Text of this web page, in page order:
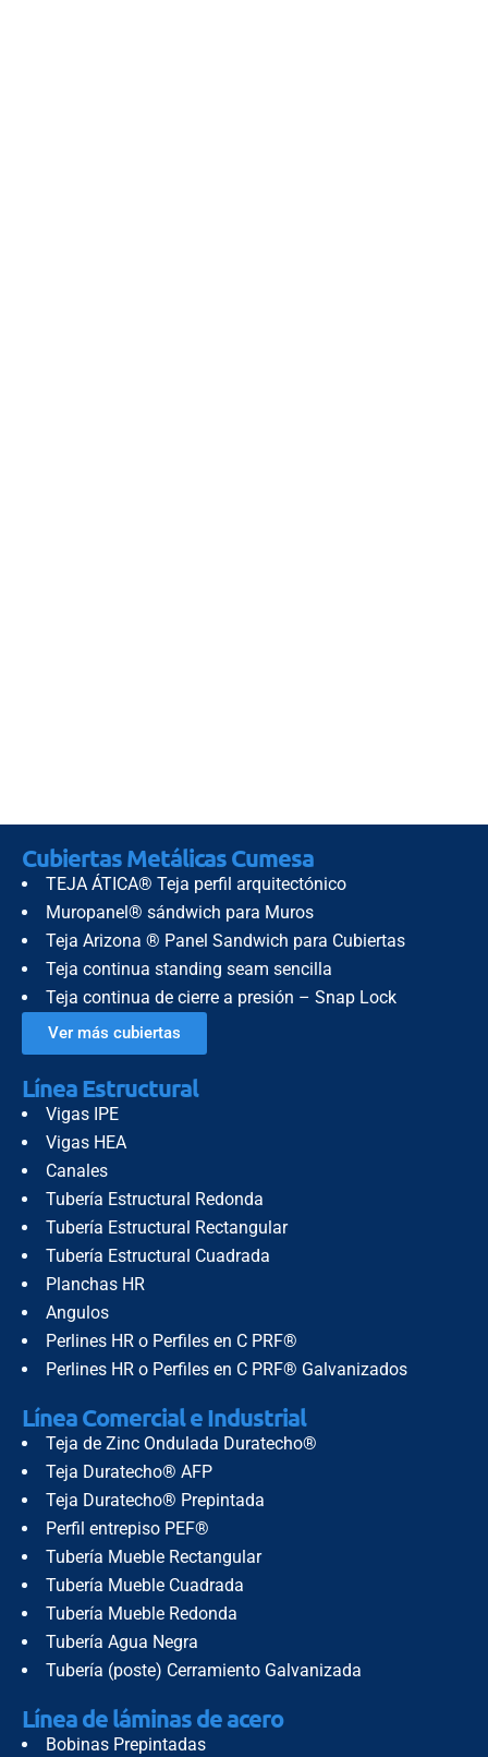
Cubiertas Metálicas Cumesa
TEJA ÁTICA® Teja perfil arquitectónico
Muropanel® sándwich para Muros
Teja Arizona ® Panel Sandwich para Cubiertas
Teja continua standing seam sencilla
Teja continua de cierre a presión – Snap Lock
Ver más cubiertas
Línea Estructural
Vigas IPE
Vigas HEA
Canales
Tubería Estructural Redonda
Tubería Estructural Rectangular
Tubería Estructural Cuadrada
Planchas HR
Angulos
Perlines HR o Perfiles en C PRF®
Perlines HR o Perfiles en C PRF® Galvanizados
Línea Comercial e Industrial
Teja de Zinc Ondulada Duratecho®
Teja Duratecho® AFP
Teja Duratecho® Prepintada
Perfil entrepiso PEF®
Tubería Mueble Rectangular
Tubería Mueble Cuadrada
Tubería Mueble Redonda
Tubería Agua Negra
Tubería (poste) Cerramiento Galvanizada
Línea de láminas de acero
Bobinas Prepintadas